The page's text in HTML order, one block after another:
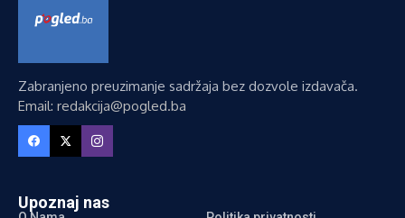
Zabranjeno preuzimanje sadržaja bez dozvole izdavača.
Email: redakcija@pogled.ba
Upoznaj nas